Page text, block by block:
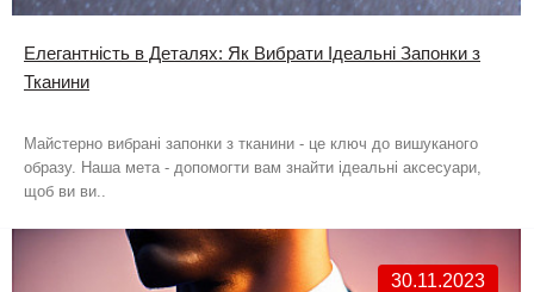
Елегантність в Деталях: Як Вибрати Ідеальні Запонки з
Тканини
Майстерно вибрані запонки з тканини - це ключ до вишуканого
образу. Наша мета - допомогти вам знайти ідеальні аксесуари,
щоб ви ви..
30.11.2023